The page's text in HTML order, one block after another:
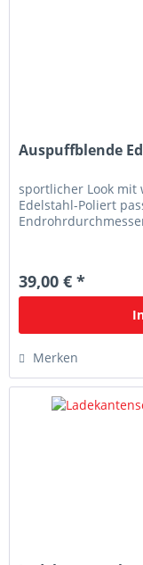
Auspuffblende
sportlicher Look mit
Edelstahl-Poliert
39,00 € *
Merken